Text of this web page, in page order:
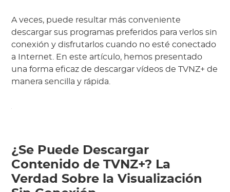
A veces, puede resultar más conveniente
descargar sus programas preferidos para verlos sin
conexión y disfrutarlos cuando no esté conectado
a Internet. En este artículo, hemos presentado
una forma eficaz de descargar vídeos de TVNZ+ de
manera sencilla y rápida.
¿Se Puede Descargar
Contenido de TVNZ+? La
Verdad Sobre la Visualización